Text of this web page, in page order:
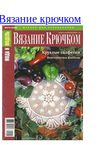
крючком